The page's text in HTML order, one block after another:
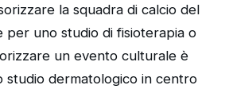
la squadra di calcio del
per uno studio di fisioterapia o
un evento culturale è
dermatologico in centro